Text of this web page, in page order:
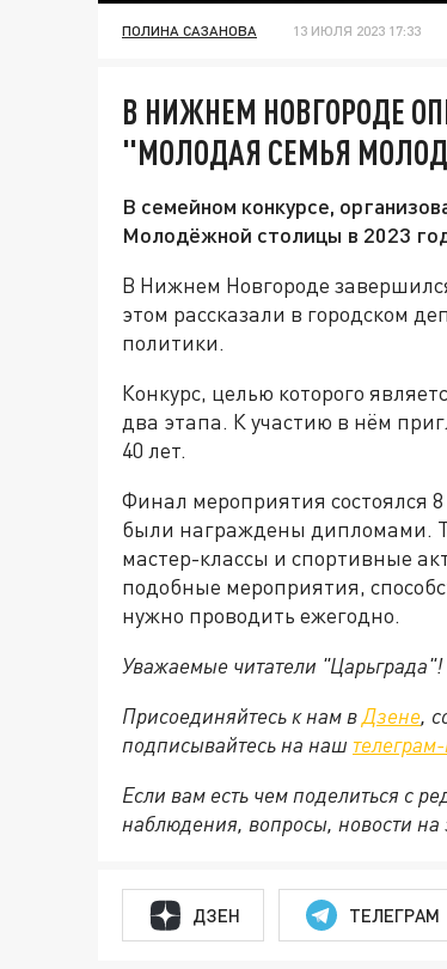
ПОЛИНА САЗАНОВА 13 ИЮЛЯ 2023 17:33
В НИЖНЕМ НОВГОРОДЕ
"МОЛОДАЯ СЕМЬЯ
В семейном конкурсе,
Молодёжной столицы в 2023
В Нижнем Новгороде
этом рассказали в городском
политики.
Конкурс, целью которого
два этапа. К участию в нём
40 лет.
Финал мероприятия состоялся
были награждены дипломами.
мастер-классы и спортивные
подобные мероприятия,
нужно проводить ежегодно.
Уважаемые читатели "Царьграда"!
Присоединяйтесь к нам вДзене,
подписывайтесь на наш
Если вам есть чем поделиться с
наблюдения, вопросы, новости на
ДЗЕН ТЕЛЕГРАМ